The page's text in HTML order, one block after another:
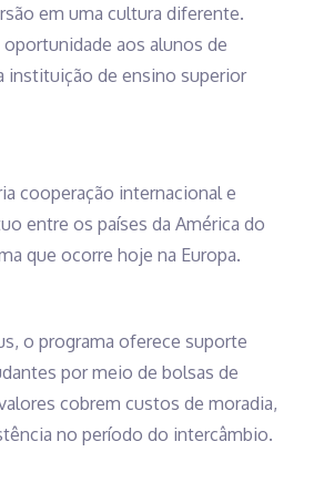
em uma cultura diferente.
aos alunos de
instituição de ensino superior
cooperação internacional e
entre os países da América do
que ocorre hoje na Europa.
o programa oferece suporte
por meio de bolsas de
cobrem custos de moradia,
no período do intercâmbio.